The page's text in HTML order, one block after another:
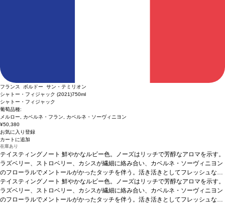
フランス ボルドー サン・テミリオン
シャトー・フィジャック (2021)750ml
シャトー・フィジャック
葡萄品種:
メルロー, カベルネ・フラン, カベルネ・ソーヴィニヨン
¥50,380
お気に入り登録
カートに追加
在庫あり
テイスティングノート 鮮やかなルビー色。ノーズはリッチで芳醇なアロマを示す。
ラズベリー、ストロベリー、カシスが繊細に絡み合い、カベルネ・ソーヴィニヨン
のフローラルでメントールがかったタッチを伴う。活き活きとしてフレッシュな味
わいを持ち、アタックはソフトで、たっぷりとしたメルローに運ばれる。ミッドパ
レットの広がりは、優れたカベルネ・フランによって肉付けされ、甘美なカベル
ネ・ソーヴィニヨンが調和して続き、堂々とした個性を与えている。完璧に統合さ
テイスティングノート 鮮やかなルビー色。ノーズはリッチで芳醇なアロマを示す。
ラズベリー、ストロベリー、カシスが繊細に絡み合い、カベルネ・ソーヴィニヨン
のフローラルでメントールがかったタッチを伴う。活き活きとしてフレッシュな味